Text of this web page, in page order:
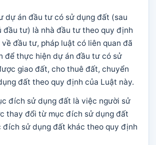
dự án đầu tư có sử dụng đất (sau
đầu tư) là nhà đầu tư theo quy định
đầu tư, pháp luật có liên quan đã
để thực hiện dự án đầu tư có sử
giao đất, cho thuê đất, chuyển
đất theo quy định của Luật này.
đích sử dụng đất là việc người sử
thay đổi từ mục đích sử dụng đất
đích sử dụng đất khác theo quy định